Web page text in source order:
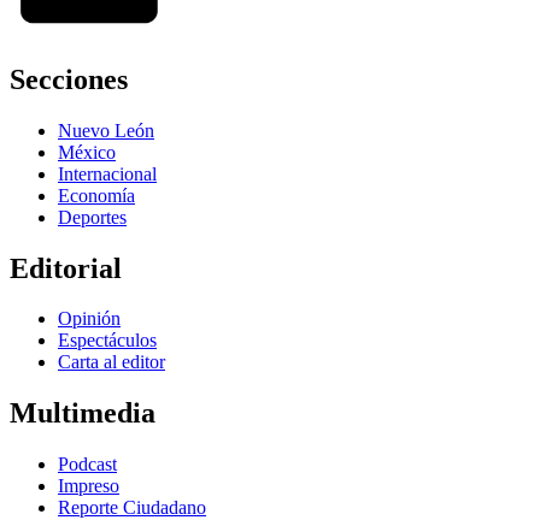
Secciones
Nuevo León
México
Internacional
Economía
Deportes
Editorial
Opinión
Espectáculos
Carta al editor
Multimedia
Podcast
Impreso
Reporte Ciudadano